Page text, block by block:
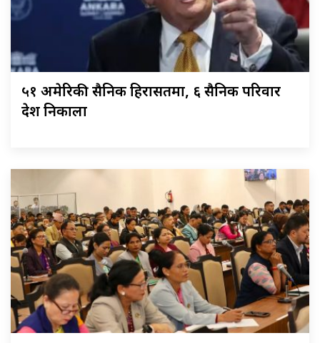
५१ अमेरिकी सैनिक हिरासतमा, ६ सैनिक परिवार
देश निकाला